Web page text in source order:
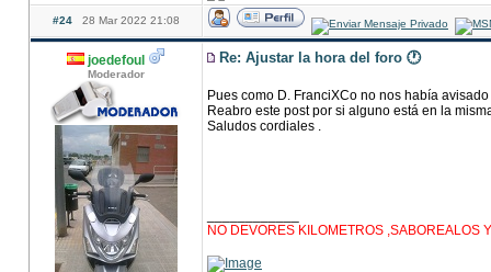
#24 28 Mar 2022 21:08
joedefoul
Moderador
Re: Ajustar la hora del foro 🕐
Pues como D. FranciXCo no nos había
Reabro este post por si alguno está en la
Saludos cordiales .
NO DEVORES KILOMETROS ,SABOREALOS